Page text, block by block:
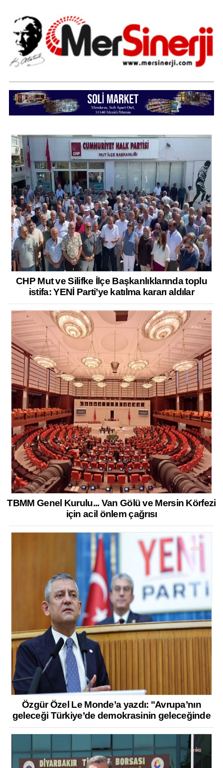
CHP Mut ve Silifke İlçe Başkanlıklarında toplu
istifa: YENİ Parti’ye katılma kararı aldılar
TBMM Genel Kurulu... Van Gölü ve Mersin Körfezi
için acil önlem çağrısı
Özgür Özel Le Monde’a yazdı: "Avrupa’nın
geleceği Türkiye’de demokrasinin geleceğinde